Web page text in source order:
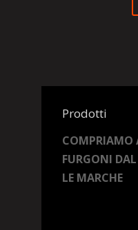
Prodotti
FURGONI
LE MARCHE